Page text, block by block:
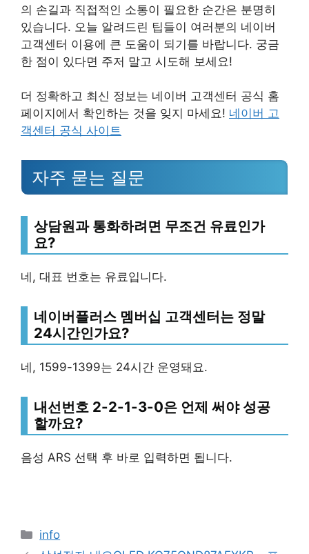
의 손길과 직접적인 소통이 필요한 순간은 분명히
있습니다. 오늘 알려드린 팁들이 여러분의 네이버
고객센터 이용에 큰 도움이 되기를 바랍니다. 궁금
한 점이 있다면 주저 말고 시도해 보세요!
더 정확하고 최신 정보는 네이버 고객센터 공식 홈
페이지에서 확인하는 것을 잊지 마세요! 네이버 고
객센터 공식 사이트
자주 묻는 질문
상담원과 통화하려면 무조건 유료인가
요?
네, 대표 번호는 유료입니다.
네이버플러스 멤버십 고객센터는 정말
24시간인가요?
네, 1599-1399는 24시간 운영돼요.
내선번호 2-2-1-3-0은 언제 써야 성공
할까요?
음성 ARS 선택 후 바로 입력하면 됩니다.
Categories
info